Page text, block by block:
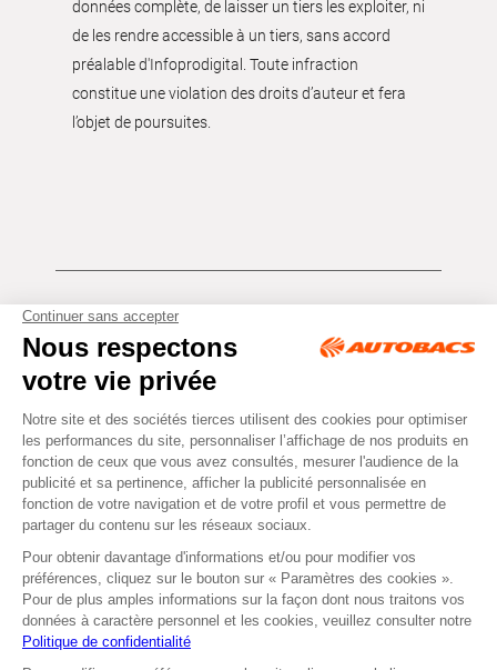
données complète, de laisser un tiers les exploiter, ni
de les rendre accessible à un tiers, sans accord
préalable d'Infoprodigital. Toute infraction
constitue une violation des droits d’auteur et fera
l’objet de poursuites.
Tous droits réservés © Autobacs
Mentions légales
Cookies CGV
Facebook